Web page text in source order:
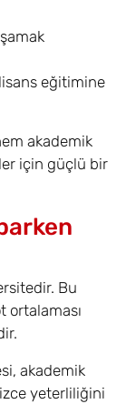
eğitimine
akademik
için güçlü bir
Bu
ortalaması
akademik
yeterliliğini